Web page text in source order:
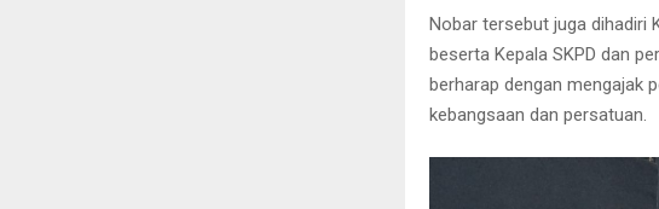
Nobar tersebut juga dihadiri
beserta Kepala SKPD dan
berharap dengan mengajak
kebangsaan dan persatuan.